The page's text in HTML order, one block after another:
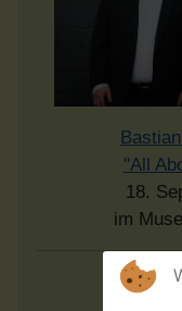
"All
18.
im